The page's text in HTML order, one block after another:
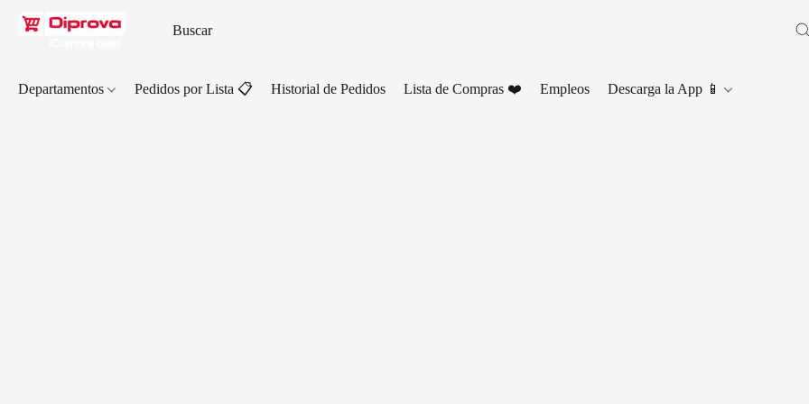
Departamentos Pedidos por Lista 📋 Historial de Pedidos Lista de Compras ❤️ Empleos Descarga la App 📱